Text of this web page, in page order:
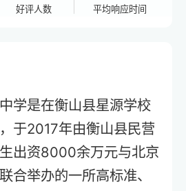
好评人数 平均响应时间
学是在衡山县星源学校
于2017年由衡山县民营
出资8000余万元与北京
合举办的一所高标准、